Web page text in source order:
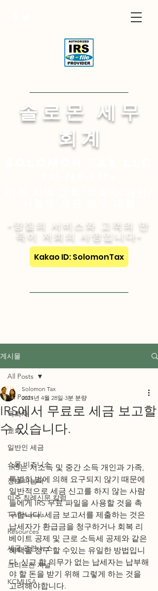
​솔 로 몬 세 무
회 계
-양질의 서비스와 고객의 만
족이 저희의 사명입니다-
Kakao ID: SolomonTax
게시물
All Posts
목회자
교회
일반인 세금
스몰 비즈니스
정보 나눔터
미주 침례신문 칼럼
Testimonials
Resources
세금 관련 뉴스
크리스천 저널
KCMUSA
All Posts
IRS에서 무료로 세금 보고할
수 있습니다.
Solomon Tax
2021년 4월 28일 3분 분량
IRS는 저소득 및 중간 소득 개인과 가족,
특별히 법에 의해 요구되지 않기 때문에
일반적으로 세금 신고를 하지 않는 사람
들에게 IRS 무료 파일을 사용할 것을 촉
구합니다. 세금 보고서를 제출하는 것은
납세자가 환급금을 청구하거나 회복 리
베이트 공제 및 근로 소득세 공제와 같은
혜택을 청구 할 수있는 유일한 방법입니
다. 신고 할 의무가 없는 납세자는 납부해
야 할 돈을 받기 위해 그렇게 하는 것을
고려해야합니다.